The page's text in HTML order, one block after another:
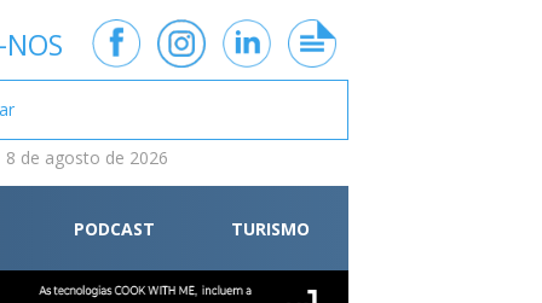
8 de agosto de 2026
PODCAST TURISMO